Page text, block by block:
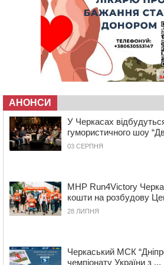
мопедом: двоє людей у лікарні
Ветерани МСК “Дніпро”
України
На Уманщині підрядника
670 тис грн штрафу за
Обрано претендента на
07:23 Уманські міграційники
який відсидів термін у колонії
05 СЕРПНЯ 2026, СЕРЕДА
20:28 Наступні два дні на Черкащині
19:30
Проєкт просторового розвитку
Шевченківської громади
погодження
18:45 У Звенигородці влада
18:07 Боксерка з Черкащини
Європи серед молоді
АНОНСИ
У Черкасах
гумористичного шоу
03 СЕРПНЯ
MHP Run4Victory
кошти на розбудову
28 ЛИПНЯ
Черкаський МСК
чемпіонату України з ...